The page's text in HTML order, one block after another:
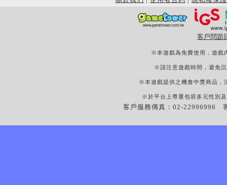
客戶問題
※本遊戲為免費使用，遊戲
※請注意遊戲時間，避免
※本遊戲提供之機會中獎商品，
※於平台上尊重包容多元性別
客戶服務傳真：02-22996996